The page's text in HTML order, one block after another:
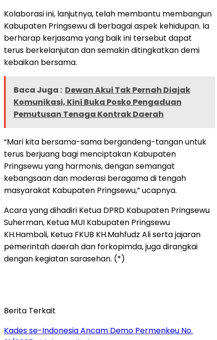
Kolaborasi ini, lanjutnya, telah membantu membangun
Kabupaten Pringsewu di berbagai aspek kehidupan. Ia
berharap kerjasama yang baik ini tersebut dapat
terus berkelanjutan dan semakin ditingkatkan demi
kebaikan bersama.
Baca Juga : Dewan Akui Tak Pernah Diajak
Komunikasi, Kini Buka Posko Pengaduan
Pemutusan Tenaga Kontrak Daerah
“Mari kita bersama-sama bergandeng-tangan untuk
terus berjuang bagi menciptakan Kabupaten
Pringsewu yang harmonis, dengan semangat
kebangsaan dan moderasi beragama di tengah
masyarakat Kabupaten Pringsewu,” ucapnya.
Acara yang dihadiri Ketua DPRD Kabupaten Pringsewu
Suherman, Ketua MUI Kabupaten Pringsewu
KH.Hambali, Ketua FKUB KH.Mahfudz Ali serta jajaran
pemerintah daerah dan forkopimda, juga dirangkai
dengan kegiatan sarasehan. (*)
Berita Terkait
Kades se-Indonesia Ancam Demo Permenkeu No.